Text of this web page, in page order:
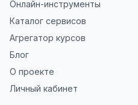
Онлайн-инструменты
Каталог сервисов
Агрегатор курсов
Блог
О проекте
Личный кабинет